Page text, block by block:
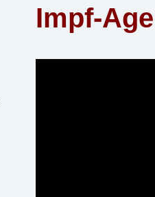
Impf-